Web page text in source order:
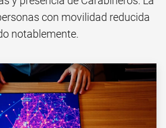
con movilidad reducida
notablemente.